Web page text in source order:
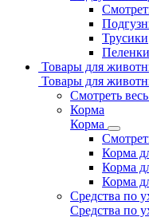
Трусики
Пеленки
Товары для
Товары для
Смотреть
Корма
Корма
Корма
Корма
Корма
Средства по
Средства по